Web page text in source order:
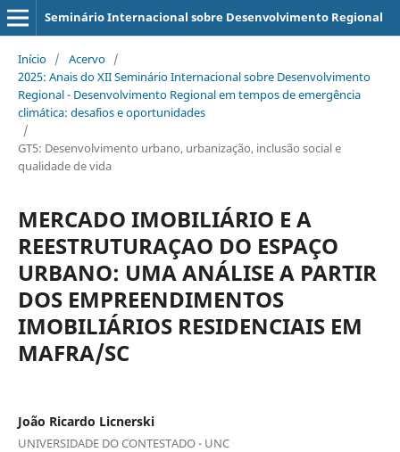
Seminário Internacional sobre Desenvolvimento Regional
Início / Acervo /
2025: Anais do XII Seminário Internacional sobre Desenvolvimento
Regional - Desenvolvimento Regional em tempos de emergência
climática: desafios e oportunidades
/
GT5: Desenvolvimento urbano, urbanização, inclusão social e
qualidade de vida
MERCADO IMOBILIÁRIO E A
REESTRUTURAÇAO DO ESPAÇO
URBANO: UMA ANÁLISE A PARTIR
DOS EMPREENDIMENTOS
IMOBILIÁRIOS RESIDENCIAIS EM
MAFRA/SC
João Ricardo Licnerski
UNIVERSIDADE DO CONTESTADO - UNC